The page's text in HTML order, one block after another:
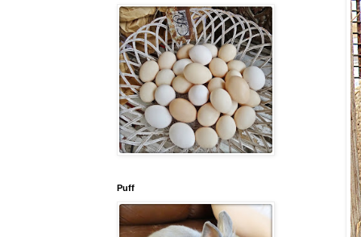
Puff